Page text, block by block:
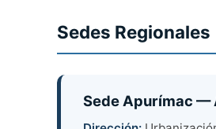
Sedes Regionales
Sede Apurímac —